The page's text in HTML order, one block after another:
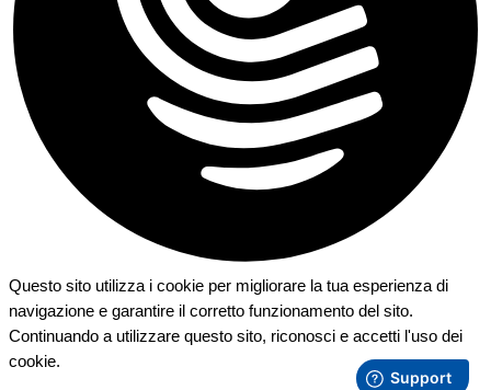
Questo sito utilizza i cookie per migliorare la tua esperienza di
navigazione e garantire il corretto funzionamento del sito.
Continuando a utilizzare questo sito, riconosci e accetti l'uso dei
cookie.